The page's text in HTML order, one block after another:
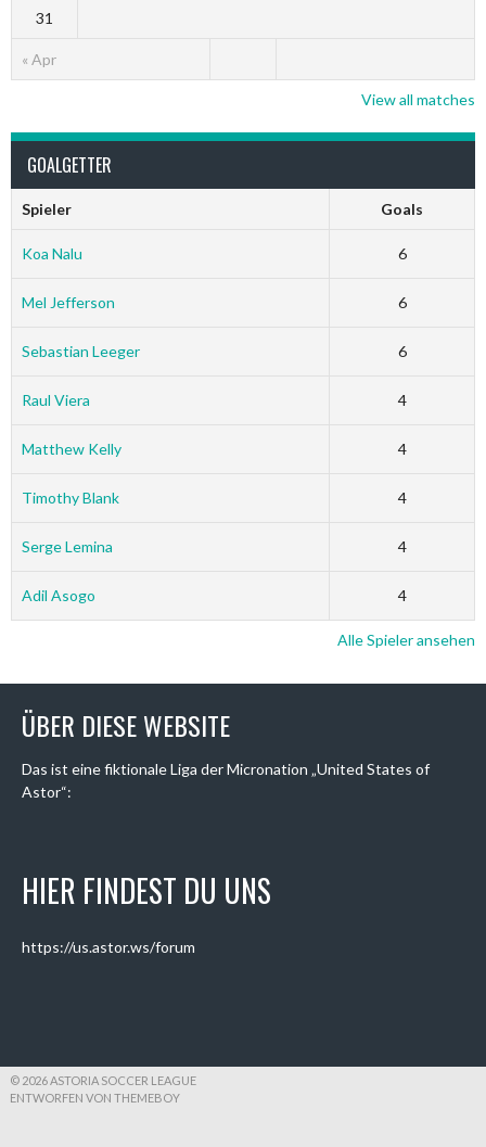
« Apr
31
View all matches
GOALGETTER
Spieler Goals
Koa Nalu 6
Mel Jefferson 6
Sebastian Leeger 6
Raul Viera 4
Matthew Kelly 4
Timothy Blank 4
Serge Lemina 4
Adil Asogo 4
Alle Spieler ansehen
ÜBER DIESE WEBSITE
Das ist eine fiktionale Liga der Micronation „United States of
Astor“:
HIER FINDEST DU UNS
https://us.astor.ws/forum
© 2026 ASTORIA SOCCER LEAGUE
ENTWORFEN VON THEMEBOY